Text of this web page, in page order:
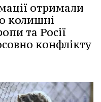
отримали
колишні
та Росії
конфлікту